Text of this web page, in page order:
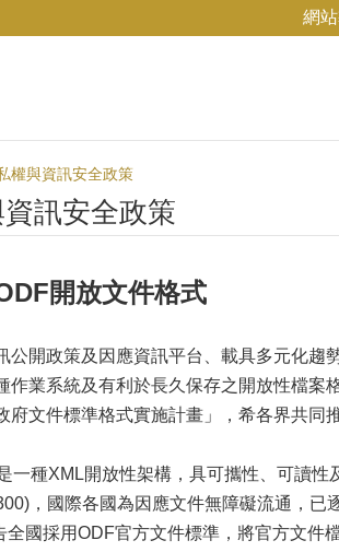
網
權與資訊安全政策
訊安全政策
開放文件格式
公開政策及因應資訊平台、載具多元化趨
作業系統及有利於長久保存之開放性檔
府文件標準格式實施計畫」，希各界共同
一種XML開放性架構，具可攜性、可讀
，國際各國為因應文件無障礙流通，
全國採用ODF官方文件標準，將官方文件